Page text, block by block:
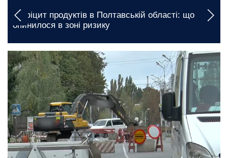
області: що
Вимкнення будуть
графіки відключення світла у
серпня
вчора, 21:30